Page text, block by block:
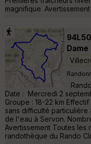
magnifique.
Date : Mercredi 2
Groupe : 18-22 km
sans difficulté particulière
de l'eau à Servon.
Avertissement Toutes les
randothèque du Rando